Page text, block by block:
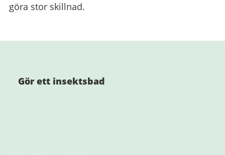
göra stor skillnad.
Gör ett insektsbad